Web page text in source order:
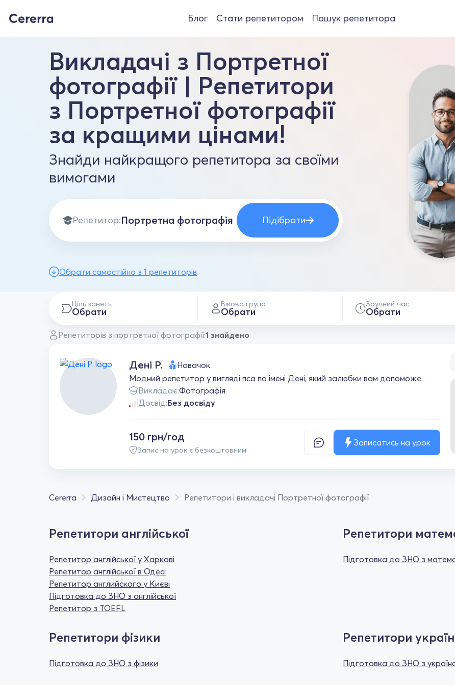
Блог Стати репетитором Пошук репетитора
Викладачі з Портретної
фотографії | Репетитори
з Портретної фотографії
за кращими цінами!
Знайди найкращого репетитора за своїми
вимогами
Репетитор: Підібрати
Обрати самостійно з 1 репетиторів
Ціль занять
Обрати
Вікова група
Обрати
Зручний час
Обрати
Репетиторів з портретної фотографії:1 знайдено
Дені Р.
Новачок
Модний репетитор у вигляді пса по імені Дені, який залюбки вам допоможе.
Викладає:Фотографія
Досвід:Без досвіду
150 грн/год
Запис на урок є безкоштовним
Записатись на урок
Cererra Дизайн і Мистецтво Репетитори і викладачі Портретної фотографії
Репетитори англійської
Репетитор англійської у Харкові
Репетитор англійської в Одесі
Репетитор английского у Києві
Підготовка до ЗНО з англійської
Репетитор з TOEFL
Репетитори
Підготовка до ЗНО з
Репетитори фізики
Підготовка до ЗНО з фізики
Репетитори
Підготовка до ЗНО з